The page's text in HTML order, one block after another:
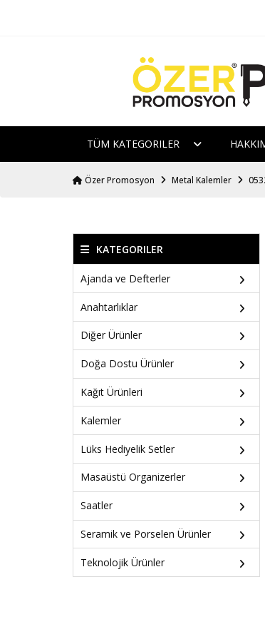
TÜM KATEGORILER
Özer Promosyon Metal Kalemler
KATEGORILER
Ajanda ve Defterler
Anahtarlıklar
Diğer Ürünler
Doğa Dostu Ürünler
Kağıt Ürünleri
Kalemler
Lüks Hediyelik Setler
Masaüstü Organizerler
Saatler
Seramik ve Porselen Ürünler
Teknolojik Ürünler